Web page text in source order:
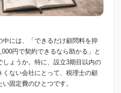
には、「できるだけ顧問料を抑
円で契約できるなら助かる」と
ょうか。特に、設立3期目以内の
ない会社にとって、税理士の顧
固定費のひとつです。